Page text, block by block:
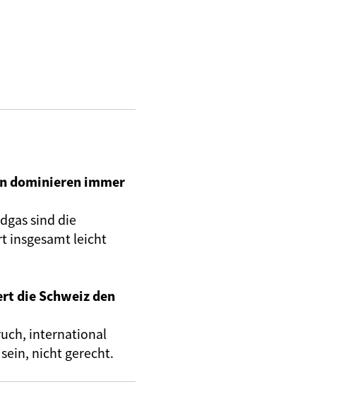
dominieren immer
sind die
insgesamt leicht
die Schweiz den
international
nicht gerecht.